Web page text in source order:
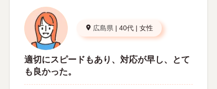
広島県 | 40代 | 女性
適切にスピードもあり、対応が早し、とて
も良かった。